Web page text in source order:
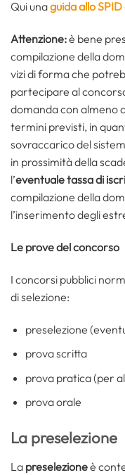
Qui unaguida allo
Attenzione:è bene
compilazione della
vizi di forma che
partecipare al
domanda con almeno
termini previsti, in
sovraccarico del
in prossimità della
l’eventuale tassa di
compilazione della
l’inserimento degli
Le prove del concorso
I concorsi pubblici
di selezione:
preselezione
prova scritta
prova pratica (per
prova orale
La preselezione
La preselezioneè